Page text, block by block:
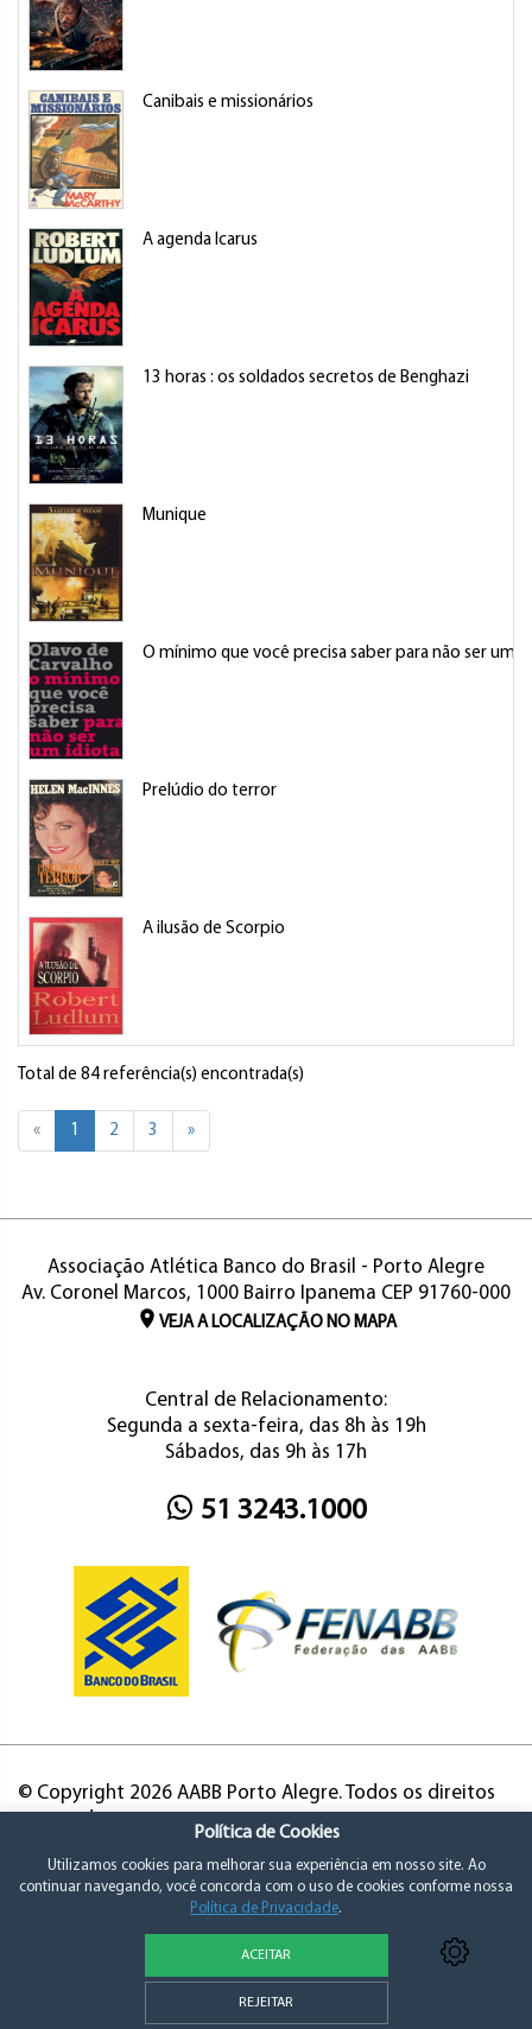
Canibais e missionários
A agenda Icarus
13 horas : os soldados secretos de Benghazi
Munique
O mínimo que você precisa saber para não ser um
Prelúdio do terror
A ilusão de Scorpio
Total de 84 referência(s) encontrada(s)
« 1 2 3 »
Associação Atlética Banco do Brasil - Porto Alegre
Av. Coronel Marcos, 1000 Bairro Ipanema CEP 91760-000
VEJA A LOCALIZAÇÃO NO MAPA
Central de Relacionamento:
Segunda a sexta-feira, das 8h às 19h
Sábados, das 9h às 17h
51 3243.1000
© Copyright 2026 AABB Porto Alegre. Todos os direitos
Política de Privacidade e Consentimento
Política de Cookies
Utilizamos cookies para melhorar sua experiência em nosso site. Ao
continuar navegando, você concorda com o uso de cookies conforme nossa
Política de Privacidade.
ACEITAR
REJEITAR